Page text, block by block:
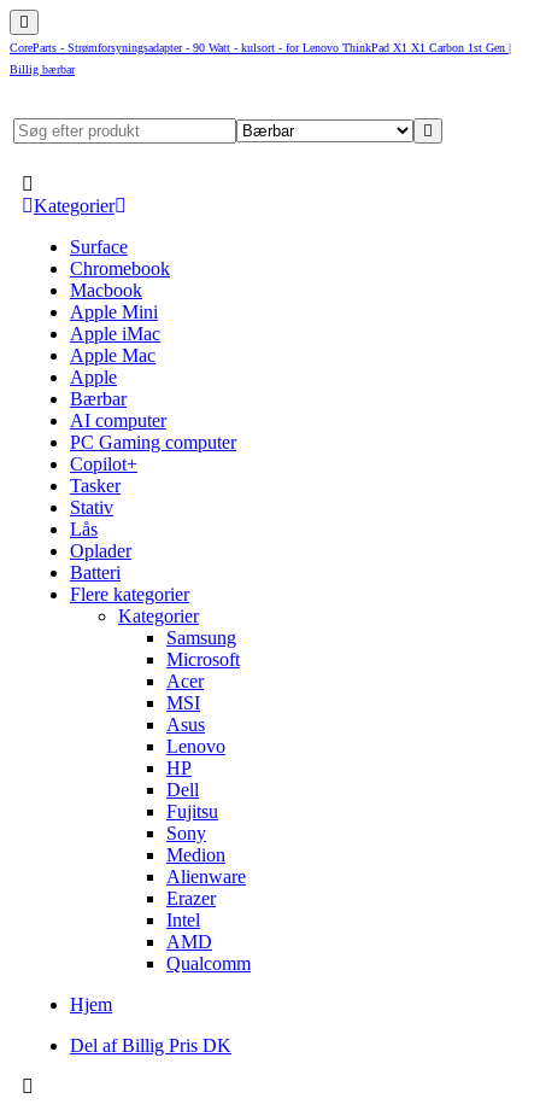
CoreParts - Strømforsyningsadapter - 90 Watt - kulsort - for Lenovo ThinkPad X1 X1 Carbon 1st Gen |
Billig bærbar
Kategorier
Surface
Chromebook
Macbook
Apple Mini
Apple iMac
Apple Mac
Apple
Bærbar
AI computer
PC Gaming computer
Copilot+
Tasker
Stativ
Lås
Oplader
Batteri
Flere kategorier
Kategorier
Samsung
Microsoft
Acer
MSI
Asus
Lenovo
HP
Dell
Fujitsu
Sony
Medion
Alienware
Erazer
Intel
AMD
Qualcomm
Hjem
Del af Billig Pris DK